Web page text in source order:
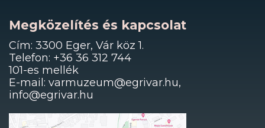
Megközelítés és kapcsolat
Cím: 3300 Eger, Vár köz 1.
Telefon: +36 36 312 744
101-es mellék
E-mail: varmuzeum@egrivar.hu,
info@egrivar.hu